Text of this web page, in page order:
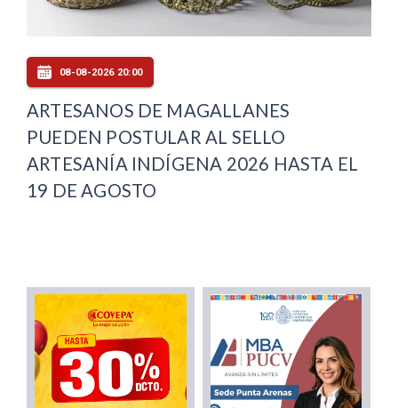
08-08-2026 20:00
ARTESANOS DE MAGALLANES
PUEDEN POSTULAR AL SELLO
ARTESANÍA INDÍGENA 2026 HASTA EL
19 DE AGOSTO